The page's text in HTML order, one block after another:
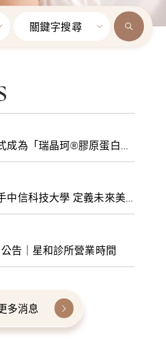
關鍵字搜尋
成為「瑞晶珂®膠原蛋白植
代理
中信科技大學 定義未來美
健康美學產學共育模式 串
告｜星和診所營業時間
多消息